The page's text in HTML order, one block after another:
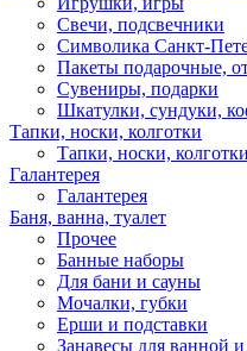
Свечи, подсвечники
Символика Санкт-
Пакеты подарочные,
Сувениры, подарки
Шкатулки, сундуки,
Тапки, носки, колготки
Тапки, носки, колготки
Галантерея
Галантерея
Баня, ванна, туалет
Прочее
Банные наборы
Для бани и сауны
Мочалки, губки
Ерши и подставки
Занавесы для ванной